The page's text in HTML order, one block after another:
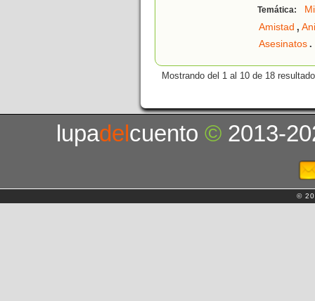
Temática:
Amistad ,
Asesinatos.
Mostrando del 1 al 10 de 18
lupadelcuento© 2013-
©